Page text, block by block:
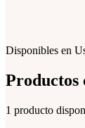
Disponibles en
Productos
1 producto